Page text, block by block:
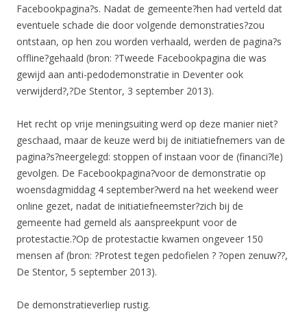
Facebookpagina?s. Nadat de gemeente?hen had verteld dat
eventuele schade die door volgende demonstraties?zou
ontstaan, op hen zou worden verhaald, werden de pagina?s
offline?gehaald (bron: ?Tweede Facebookpagina die was
gewijd aan anti-pedodemonstratie in Deventer ook
verwijderd?,?De Stentor, 3 september 2013).
Het recht op vrije meningsuiting werd op deze manier niet?
geschaad, maar de keuze werd bij de initiatiefnemers van de
pagina?s?neergelegd: stoppen of instaan voor de (financi?le)
gevolgen. De Facebookpagina?voor de demonstratie op
woensdagmiddag 4 september?werd na het weekend weer
online gezet, nadat de initiatiefneemster?zich bij de
gemeente had gemeld als aanspreekpunt voor de
protestactie.?Op de protestactie kwamen ongeveer 150
mensen af (bron: ?Protest tegen pedofielen ? ?open zenuw??,
De Stentor, 5 september 2013).
De demonstratieverliep rustig.